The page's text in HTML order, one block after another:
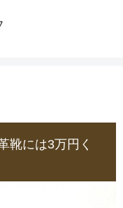
靴には3万円く